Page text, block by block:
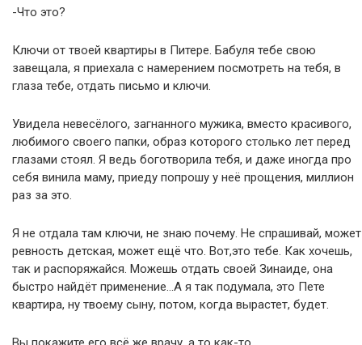
-Что это?
Ключи от твоей квартиры в Питере. Бабуля тебе свою
завещала, я приехала с намерением посмотреть на тебя, в
глаза тебе, отдать письмо и ключи.
Увидела невесёлого, загнанного мужика, вместо красивого,
любимого своего папки, образ которого столько лет перед
глазами стоял. Я ведь боготворила тебя, и даже иногда про
себя винила маму, приеду попрошу у неё прощения, миллион
раз за это.
Я не отдала там ключи, не знаю почему. Не спрашивай, может
ревность детская, может ещё что. Вот,это тебе. Как хочешь,
так и распоряжайся. Можешь отдать своей Зинаиде, она
быстро найдёт применение…А я так подумала, это Пете
квартира, ну твоему сыну, потом, когда вырастет, будет.